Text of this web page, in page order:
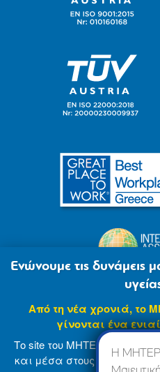
Η
Ενώνουμε τις δυνάμεις
Από τη νέα χρονιά, το
γίνονται ένα
Το site του ΜΗΤΕΡΑ
και μέσα στους επόμενους